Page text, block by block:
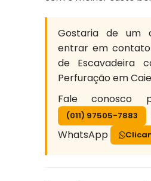
Gostaria de um
entrar em
de Escavadeira
Perfuração em
Fale conosco
(011) 97505-7883
WhatsApp